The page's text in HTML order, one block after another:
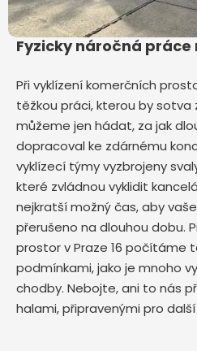
Fyzicky náročná
Při vyklízení komerčních
těžkou práci, kterou by sotva
můžeme jen hádat, za jak
dopracoval ke zdárnému
vyklízecí týmy vyzbrojeny
které zvládnou vyklidit
nejkratší možný čas, aby
přerušeno na dlouhou dobu.
prostor v Praze 16 počítáme
podmínkami, jako je mnoho
chodby. Nebojte, ani to nás
halami, připravenými pro